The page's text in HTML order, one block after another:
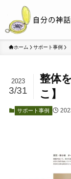
ホーム サポート事例
整体
こ】
2023
3/31
サポート事例